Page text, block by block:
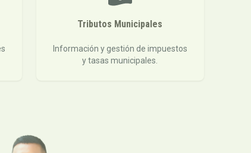
Tributos Municipales
Información y gestión de impuestos
y tasas municipales.